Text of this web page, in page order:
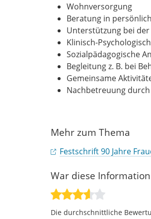
Wohnversorgung
Beratung in
Unterstützung bei
Klinisch-
Sozialpädagogische
Begleitung z. B. bei
Gemeinsame
Nachbetreuung
Mehr zum Thema
Festschrift 90 Jahre
War diese
Die durchschnittliche